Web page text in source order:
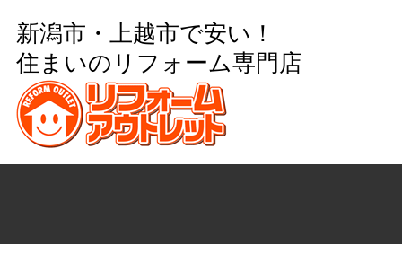
新潟市・上越市で安い！
住まいのリフォーム専門店